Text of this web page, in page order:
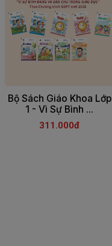
Bộ Sách Giáo Khoa Lớp
1 - Vì Sự Bình ...
311.000đ